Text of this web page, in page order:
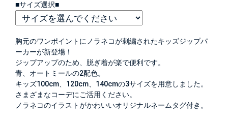
■サイズ選択■
胸元のワンポイントにノラネコが刺繍されたキッズジップパ
ーカーが新登場！
ジップアップのため、脱ぎ着が楽で便利です。
青、オートミールの2配色。
キッズ100cm、120cm、140cmの3サイズを用意しました。
さまざまなコーデにご活用ください。
ノラネコのイラストがかわいいオリジナルネームタグ付き。